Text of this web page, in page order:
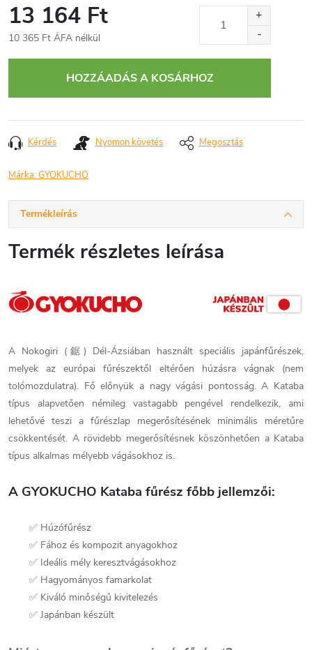
13 164 Ft
10 365 Ft ÁFA nélkül
HOZZÁADÁS A KOSÁRHOZ
Kérdés Nyomon követés Megosztás
Márka:GYOKUCHO
Termékleírás
Termék részletes leírása
A Nokogiri (鋸) Dél-Ázsiában használt speciális japánfűrészek,
melyek az európai fűrészektől eltérően húzásra vágnak (nem
tolómozdulatra). Fő előnyük a nagy vágási pontosság. A Kataba
típus alapvetően némileg vastagabb pengével rendelkezik, ami
lehetővé teszi a fűrészlap megerősítésének minimális méretűre
csökkentését. A rövidebb megerősítésnek köszönhetően a Kataba
típus alkalmas mélyebb vágásokhoz is.
A GYOKUCHO Kataba fűrész főbb jellemzői:
✅ Húzófűrész
✅ Fához és kompozit anyagokhoz
✅ Ideális mély keresztvágásokhoz
✅ Hagyományos famarkolat
✅ Kiváló minőségű kivitelezés
✅ Japánban készült